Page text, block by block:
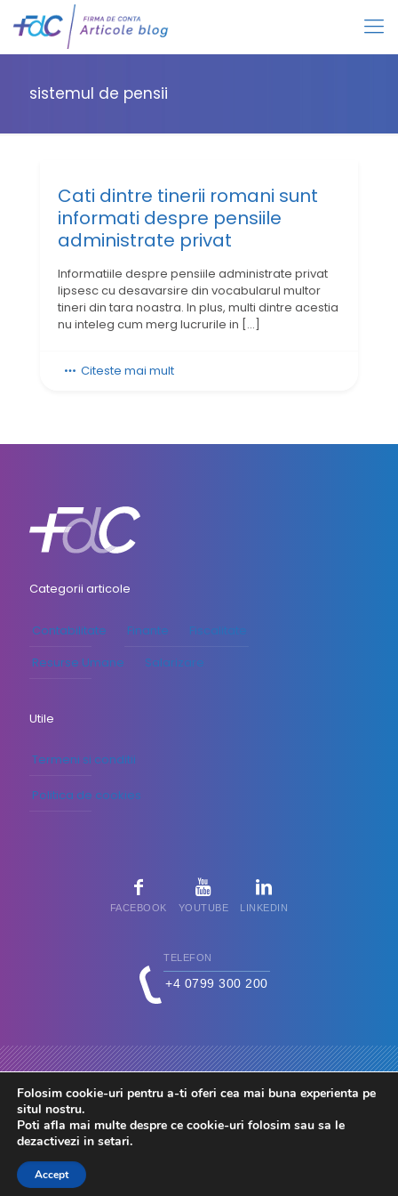
sistemul de pensii
Cati dintre tinerii romani sunt
informati despre pensiile
administrate privat
Informatiile despre pensiile administrate privat
lipsesc cu desavarsire din vocabularul multor
tineri din tara noastra. In plus, multi dintre acestia
nu inteleg cum merg lucrurile in […]
Citeste mai mult
Categorii articole
Contabilitate Finante
Fiscalitate
Resurse Umane
Salarizare
Utile
Termeni si conditii
Politica de cookies
FACEBOOK YOUTUBE LINKEDIN
TELEFON
+4 0799 300 200
© 2026 FdC - Firma de Conta. Toate drepturile rezervate.
Folosim cookie-uri pentru a-ti oferi cea mai buna experienta pe
situl nostru.
Poti afla mai multe despre ce cookie-uri folosim sau sa le
dezactivezi in setari.
Accept